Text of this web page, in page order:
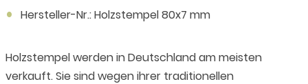
Hersteller-Nr.: Holzstempel 80x7 mm
Holzstempel werden in Deutschland am meisten
verkauft. Sie sind wegen ihrer traditionellen